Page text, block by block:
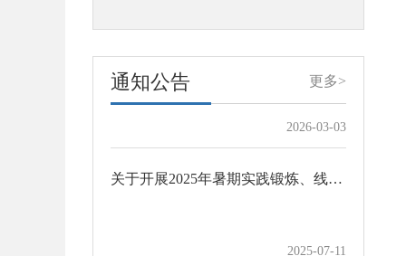
通知公告 更多>
校内各单位：为进一步加强学校国防教育
专业化水平，现面向全校公开遴选人民武
从事国防教育相关工作三、遴选条件1.本
线方针政策；3.具有大专及以上学历；4.年
2026-03-03
2025-07-11